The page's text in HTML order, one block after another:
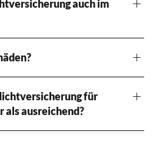
auch im
für
als ausreichend?